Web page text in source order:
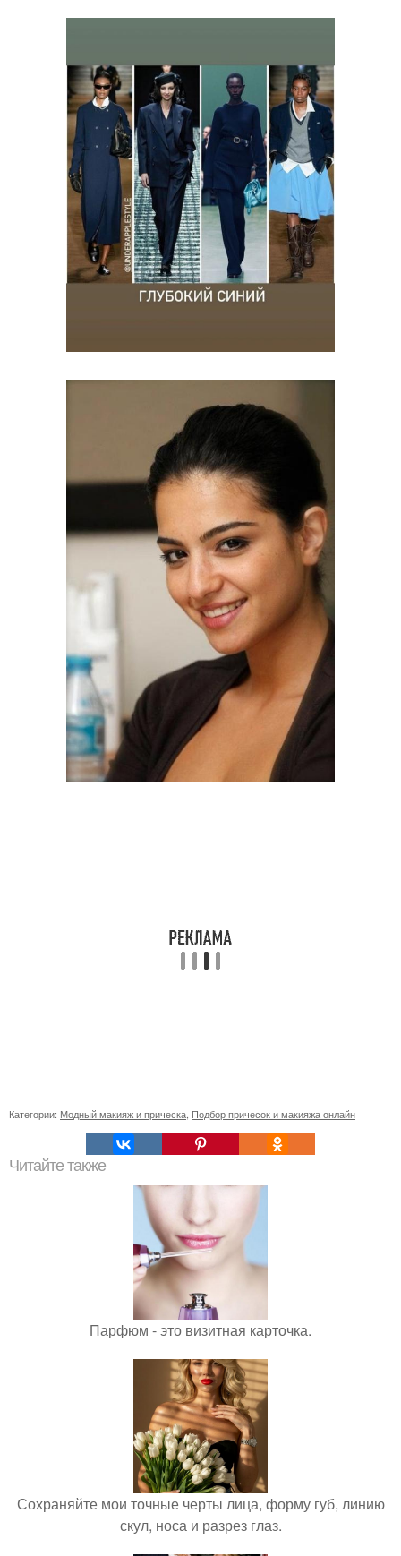
Категории: Модный макияж и прическа Подбор причесок и макияжа онлайн
Читайте также
Парфюм - это визитная карточка.
Сохраняйте мои точные черты лица, форму губ, линию
скул, носа и разрез глаз.